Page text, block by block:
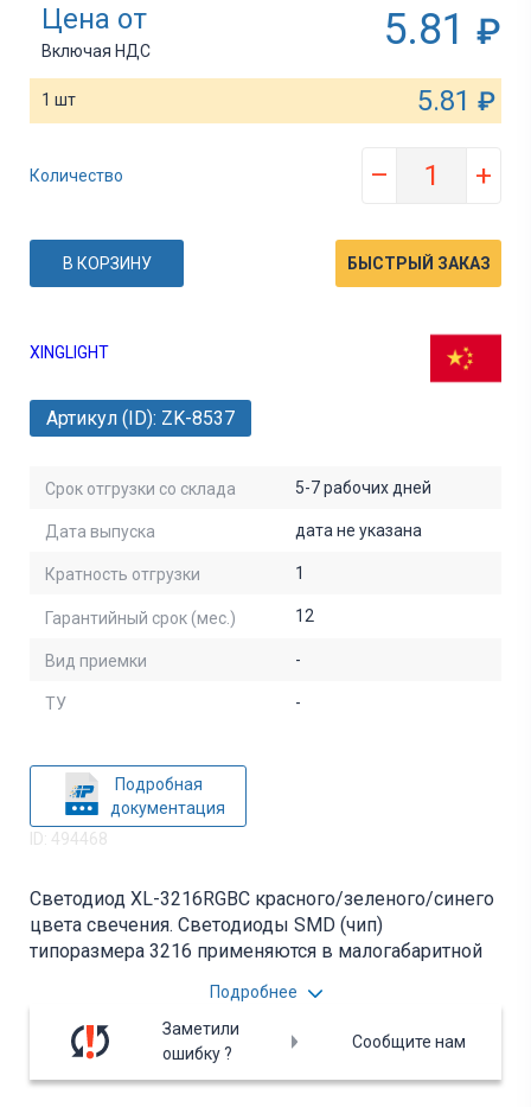
XINGLIGHT
Артикул (ID): ZK-8537
Срок отгрузки со склада 5-7 рабочих дней
Дата выпуска дата не указана
Кратность отгрузки 1
Гарантийный срок (мес.) 12
Вид приемки -
ТУ -
Подробная
документация
ID: 494468
Цена от
Включая НДС 5.81 ₽
1 шт 5.81 ₽
Количество – +
В КОРЗИНУ БЫСТРЫЙ ЗАКАЗ
Светодиод XL-3216RGBC красного/зеленого/синего
цвета свечения. Светодиоды SMD (чип)
типоразмера 3216 применяются в малогабаритной
телефонах для подсветки дисплеев. XL – серия
светодиода, 3216 – типоразмер, RGBC – цвет
(красный/зеленый/синий). Вся дополнительная
информация находится во вложении на товар, см.
Подробнее
Заметили
ошибку ?
Сообщите нам